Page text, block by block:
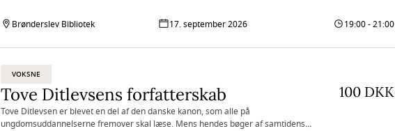
Brønderslev Bibliotek 17. september 2026 19:00 - 21:00
VOKSNE
Tove Ditlevsens forfatterskab
Tove Ditlevsen er blevet en del af den danske kanon, som alle på
ungdomsuddannelserne fremover skal læse. Mens hendes bøger af samtidens
100 DKK